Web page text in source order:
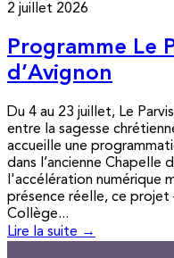
2 juillet 2026
Programme Le
d’Avignon
Du 4 au 23 juillet, Le
entre la sagesse
accueille une
dans l’ancienne Chapelle
l'accélération numérique
présence réelle, ce
Collège...
Lire la suite →